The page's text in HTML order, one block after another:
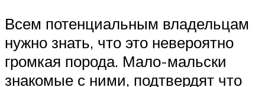
Всем потенциальным владельцам
нужно знать, что это невероятно
громкая порода. Мало-мальски
знакомые с ними, подтвердят что